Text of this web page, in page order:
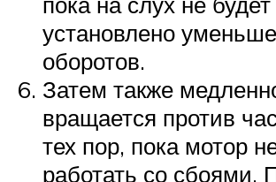
установлено
оборотов.
Затем также
вращается против
тех пор, пока мотор
работать со сбоями.